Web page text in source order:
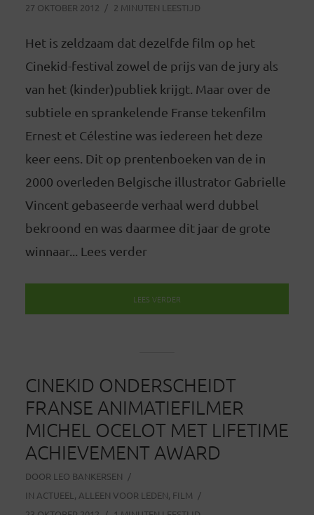
27 OKTOBER 2012
2 MINUTEN LEESTIJD
Het is zeldzaam dat dezelfde film op het
Cinekid-festival zowel de prijs van de jury als
van het (kinder)publiek krijgt. Maar over de
subtiele en sprankelende Franse tekenfilm
Ernest et Célestine was iedereen het deze
keer eens. Dit op prentenboeken van de in
2000 overleden Belgische illustrator Gabrielle
Vincent gebaseerde verhaal werd dubbel
bekroond en was daarmee dit jaar de grote
winnaar... Lees verder
LEES VERDER
CINEKID ONDERSCHEIDT
FRANSE ANIMATIEFILMER
MICHEL OCELOT MET LIFETIME
ACHIEVEMENT AWARD
DOOR LEO BANKERSEN
IN ACTUEEL , ALLEEN VOOR LEDEN, FILM